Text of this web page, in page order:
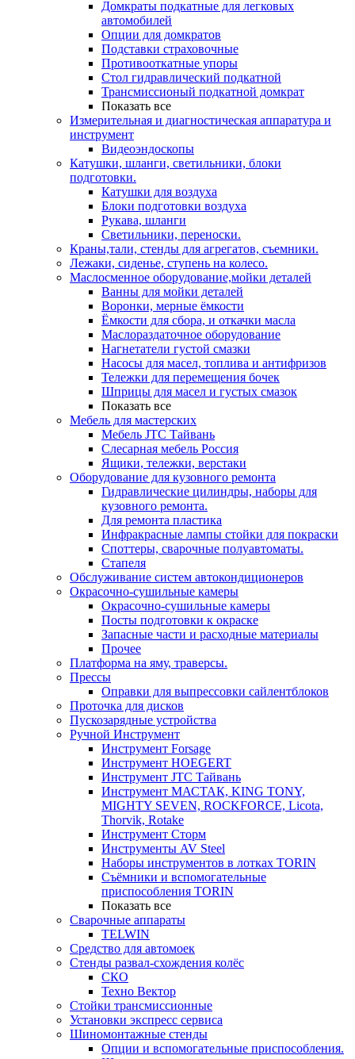
Домкраты подкатные для легковых
автомобилей
Опции для домкратов
Подставки страховочные
Противооткатные упоры
Стол гидравлический подкатной
Трансмиссионый подкатной домкрат
Показать все
Измерительная и диагностическая аппаратура и
инструмент
Видеоэндоскопы
Катушки, шланги, светильники, блоки
подготовки.
Катушки для воздуха
Блоки подготовки воздуха
Рукава, шланги
Светильники, переноски.
Краны,тали, стенды для агрегатов, съемники.
Лежаки, сиденье, ступень на колесо.
Маслосменное оборудование,мойки деталей
Ванны для мойки деталей
Воронки, мерные ёмкости
Ёмкости для сбора, и откачки масла
Маслораздаточное оборудование
Нагнетатели густой смазки
Насосы для масел, топлива и антифризов
Тележки для перемещения бочек
Шприцы для масел и густых смазок
Показать все
Мебель для мастерских
Мебель JTC Тайвань
Слесарная мебель Россия
Ящики, тележки, верстаки
Оборудование для кузовного ремонта
Гидравлические цилиндры, наборы для
кузовного ремонта.
Для ремонта пластика
Инфракрасные лампы стойки для покраски
Споттеры, сварочные полуавтоматы.
Стапеля
Обслуживание систем автокондиционеров
Окрасочно-сушильные камеры
Окрасочно-сушильные камеры
Посты подготовки к окраске
Запасные части и расходные материалы
Прочее
Платформа на яму, траверсы.
Прессы
Оправки для выпрессовки сайлентблоков
Проточка для дисков
Пускозарядные устройства
Ручной Инструмент
Инструмент Forsage
Инструмент HOEGERT
Инструмент JTC Тайвань
Инструмент МАСТАК, KING TONY,
MIGHTY SEVEN, ROCKFORCE, Licota,
Thorvik, Rotake
Инструмент Сторм
Инструменты AV Steel
Наборы инструментов в лотках TORIN
Съёмники и вспомогательные
приспособления TORIN
Показать все
Сварочные аппараты
TELWIN
Средство для автомоек
Стенды развал-схождения колёс
СКО
Техно Вектор
Стойки трансмиссионные
Установки экспресс сервиса
Шиномонтажные стенды
Опции и вспомогательные приспособления.